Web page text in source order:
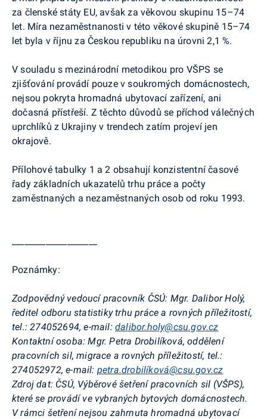
za členské státy EU, avšakza věkovou skupinu 15–74
let. Míra nezaměstnanosti v této věkové skupině 15–74
let byla v říjnu za Českou republiku na úrovni 2,1 %.
V souladu s mezinárodní metodikou pro VŠPS se
zjišťování provádí pouze v soukromých domácnostech,
nejsou pokryta hromadná ubytovací zařízení, ani
dočasná přístřeší. Z těchto důvodů se příchod válečných
uprchlíků z Ukrajiny v trendech zatím projeví jen
okrajově.
Přílohové tabulky 1 a 2 obsahují konzistentní časové
řady základních ukazatelů trhu práce a počty
zaměstnaných a nezaměstnaných osob od roku 1993.
Poznámky:
Zodpovědný vedoucí pracovník ČSÚ: Mgr. Dalibor Holý,
ředitel odboru statistiky trhu práce a rovných příležitostí,
tel.: 274052694, e-mail: dalibor.holy@csu.gov.cz
Kontaktní osoba: Mgr. Petra Drobilíková, oddělení
pracovních sil, migrace a rovných příležitostí, tel.:
274052972, e-mail: petra.drobilíková@csu.gov.cz
Zdroj dat: ČSÚ, Výběrové šetření pracovních sil (VŠPS),
které se provádí ve vybraných bytových domácnostech.
V rámci šetření nejsou zahrnuta hromadná ubytovací